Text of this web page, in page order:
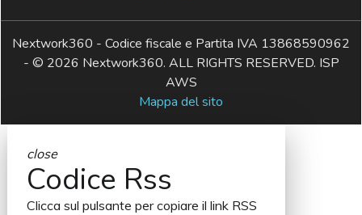
Nextwork360 - Codice fiscale e Partita IVA 13868590962
- © 2026 Nextwork360. ALL RIGHTS RESERVED. ISP
AWS
Mappa del sito
close
Codice Rss
Clicca sul pulsante per copiare il link RSS